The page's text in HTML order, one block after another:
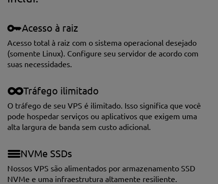
Acesso à raiz
Acesso total à raiz com o sistema operacional desejado
(somente Linux). Сonfigure seu servidor de acordo com
suas necessidades.
Tráfego ilimitado
O tráfego de seu VPS é ilimitado. Isso significa que você
pode hospedar serviços ou aplicativos que exigem uma
alta largura de banda sem custo adicional.
NVMe SSDs
Nossos VPS são alimentados por armazenamento SSD
NVMe e uma infraestrutura altamente resiliente.